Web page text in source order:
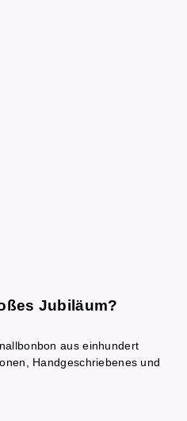
Jubiläum?
aus einhundert
Handgeschriebenes und